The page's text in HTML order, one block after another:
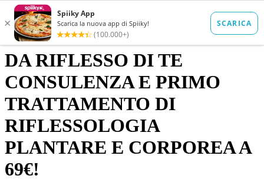
DA RIFLESSO DI TE
CONSULENZA E PRIMO
TRATTAMENTO DI
RIFLESSOLOGIA
PLANTARE E CORPOREA A
69€!